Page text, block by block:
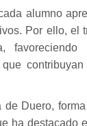
alumno
Por ello, el
Duero,
ha destacado